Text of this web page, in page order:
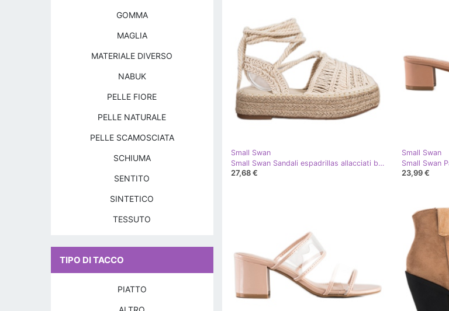
Small Swan
Small Swan Sandali espadrillas allacciati beige
27,68 €
Small Swan
23,99 €
GOMMA
MAGLIA
MATERIALE DIVERSO
NABUK
PELLE FIORE
PELLE NATURALE
PELLE SCAMOSCIATA
SCHIUMA
SENTITO
SINTETICO
TESSUTO
TIPO DI TACCO
PIATTO